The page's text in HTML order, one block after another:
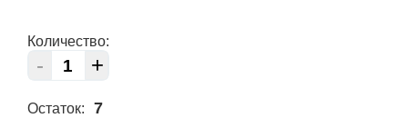
Количество:
- +
Остаток: 7